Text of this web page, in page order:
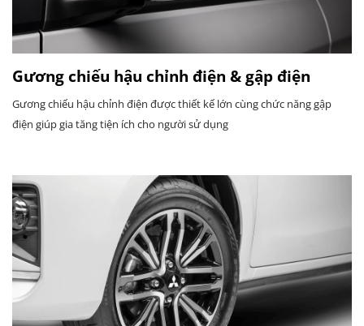
Gương chiếu hậu chỉnh điện & gập điện
Gương chiếu hậu chỉnh điện được thiết kế lớn cùng chức năng gập
điện giúp gia tăng tiện ích cho người sử dụng